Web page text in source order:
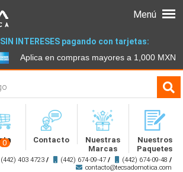
SIN INTERESES pagando con tarjetas:
Aplica en compras mayores a 1,000 MXN
0 Contacto
Nuestras
Marcas
Nuestros
Paquetes
(442) 403 4723 / (442) 674-09-47 / (442) 674-09-48 /
contacto@tecsadomotica.com
Menú